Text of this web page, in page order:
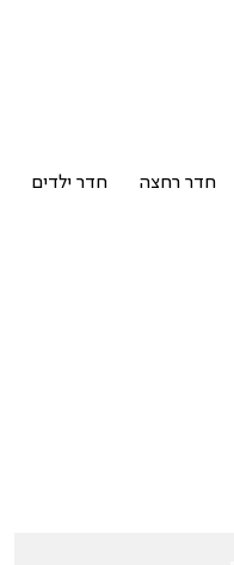
חדר רחצה חדר ילדים